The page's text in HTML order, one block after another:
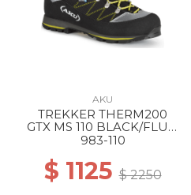
AKU
TREKKER THERM200
GTX MS 110 BLACK/FLUO
GREEN
983-110
$ 1125$ 2250